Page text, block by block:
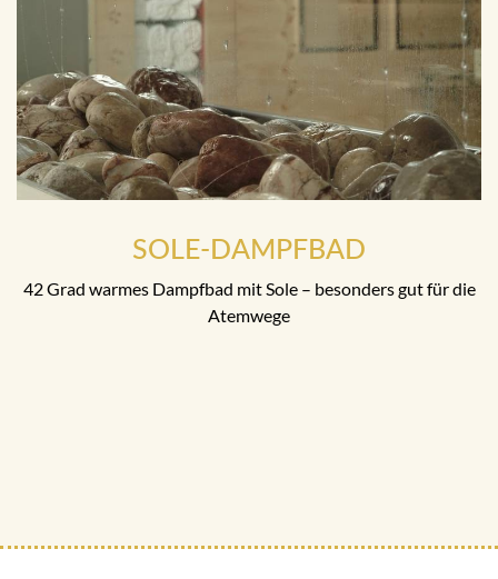
SOLE-DAMPFBAD
42 Grad warmes Dampfbad mit Sole – besonders gut für die
Atemwege